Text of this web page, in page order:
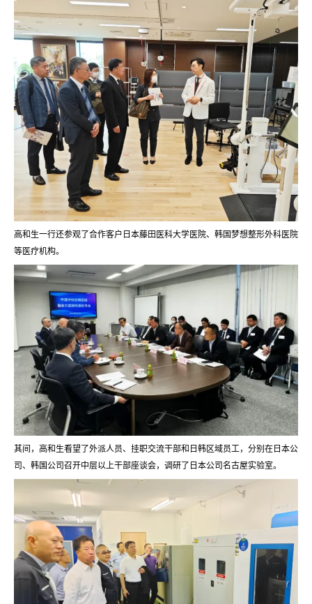
高和生一行还参观了合作客户日本藤田医科大学医院、韩国梦想整形外科医院
等医疗机构。
其间，高和生看望了外派人员、挂职交流干部和日韩区域员工，分别在日本公
司、韩国公司召开中层以上干部座谈会，调研了日本公司名古屋实验室。